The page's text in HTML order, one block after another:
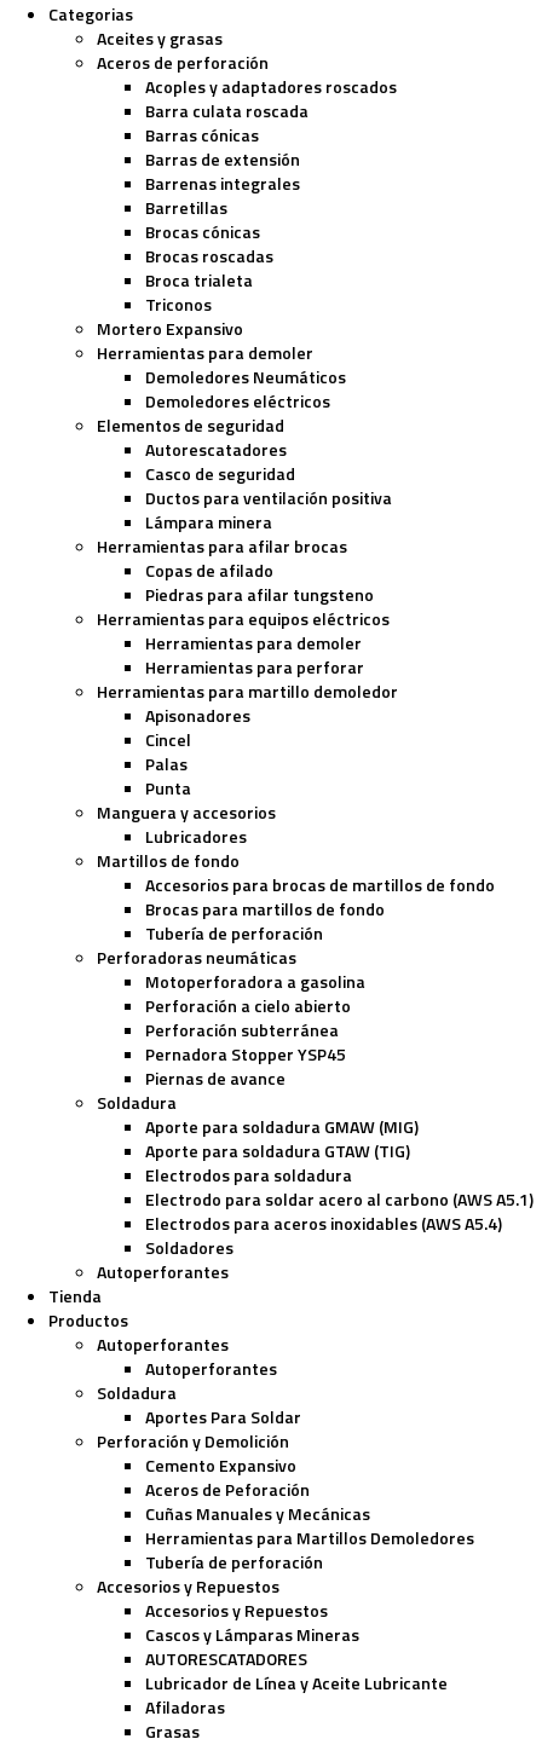
Categorias
Aceites y grasas
Aceros de perforación
Acoples y adaptadores roscados
Barra culata roscada
Barras cónicas
Barras de extensión
Barrenas integrales
Barretillas
Brocas cónicas
Brocas roscadas
Broca trialeta
Triconos
Mortero Expansivo
Herramientas para demoler
Demoledores Neumáticos
Demoledores eléctricos
Elementos de seguridad
Autorescatadores
Casco de seguridad
Ductos para ventilación positiva
Lámpara minera
Herramientas para afilar brocas
Copas de afilado
Piedras para afilar tungsteno
Herramientas para equipos eléctricos
Herramientas para demoler
Herramientas para perforar
Herramientas para martillo demoledor
Apisonadores
Cincel
Palas
Punta
Manguera y accesorios
Lubricadores
Martillos de fondo
Accesorios para brocas de martillos de fondo
Brocas para martillos de fondo
Tubería de perforación
Perforadoras neumáticas
Motoperforadora a gasolina
Perforación a cielo abierto
Perforación subterránea
Pernadora Stopper YSP45
Piernas de avance
Soldadura
Aporte para soldadura GMAW (MIG)
Aporte para soldadura GTAW (TIG)
Electrodos para soldadura
Electrodo para soldar acero al carbono (AWS A5.1)
Electrodos para aceros inoxidables (AWS A5.4)
Soldadores
Autoperforantes
Tienda
Productos
Autoperforantes
Autoperforantes
Soldadura
Aportes Para Soldar
Perforación y Demolición
Cemento Expansivo
Aceros de Peforación
Cuñas Manuales y Mecánicas
Herramientas para Martillos Demoledores
Tubería de perforación
Accesorios y Repuestos
Accesorios y Repuestos
Cascos y Lámparas Mineras
AUTORESCATADORES
Lubricador de Línea y Aceite Lubricante
Afiladoras
Grasas